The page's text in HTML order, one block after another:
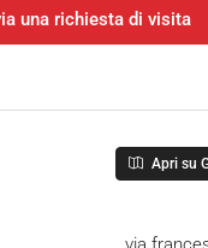
una richiesta di visita
Apri su